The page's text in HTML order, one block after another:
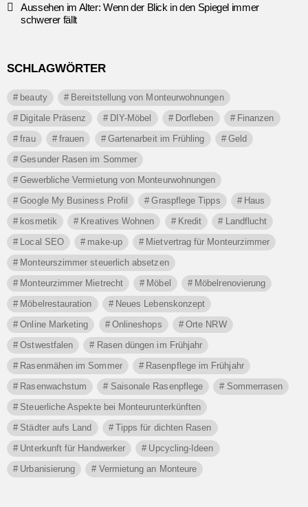
Aussehen im Alter: Wenn der Blick in den Spiegel immer
schwerer fällt
SCHLAGWÖRTER
beauty
Bereitstellung von Monteurwohnungen
Digitale Präsenz
DIY-Möbel Dorfleben
Finanzen
frau
frauen Gartenarbeit im Frühling
Geld
Gesunder Rasen im Sommer
Gewerbliche Vermietung von Monteurwohnungen
Google My Business Profil
Graspflege Tipps
Haus
kosmetik
Kreatives Wohnen Kredit
Landflucht
Local SEO
make-up
Mietvertrag für Monteurzimmer
Monteurszimmer steuerlich absetzen
Monteurzimmer Mietrecht
Möbel
Möbelrenovierung
Möbelrestauration
Neues Lebenskonzept
Online Marketing
Onlineshops
Orte NRW
Ostwestfalen
Rasen düngen im Frühjahr
Rasenmähen im Sommer
Rasenpflege im Frühjahr
Rasenwachstum
Saisonale Rasenpflege
Sommerrasen
Steuerliche Aspekte bei Monteurunterkünften
Städter aufs Land
Tipps für dichten Rasen
Unterkunft für Handwerker
Upcycling-Ideen
Urbanisierung
Vermietung an Monteure